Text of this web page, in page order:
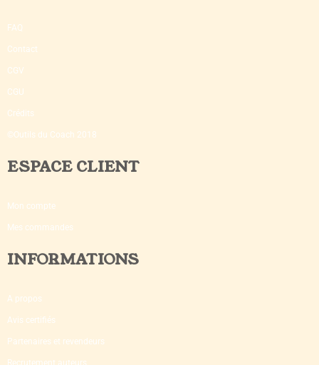
FAQ
Contact
CGV
CGU
Crédits
©Outils du Coach 2018
ESPACE CLIENT
Mon compte
Mes commandes
INFORMATIONS
A propos
Avis certifiés
Partenaires et revendeurs
Recrutement auteurs